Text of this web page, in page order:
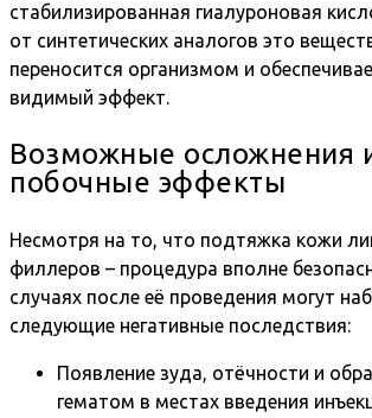
стабилизированная гиалуроновая
от синтетических аналогов это
переносится организмом и
видимый эффект.
Возможные осложнения
побочные эффекты
Несмотря на то, что подтяжка кожи
филлеров – процедура вполне
случаях после её проведения могут
следующие негативные последствия:
Появление зуда, отёчности и
гематом в местах введения